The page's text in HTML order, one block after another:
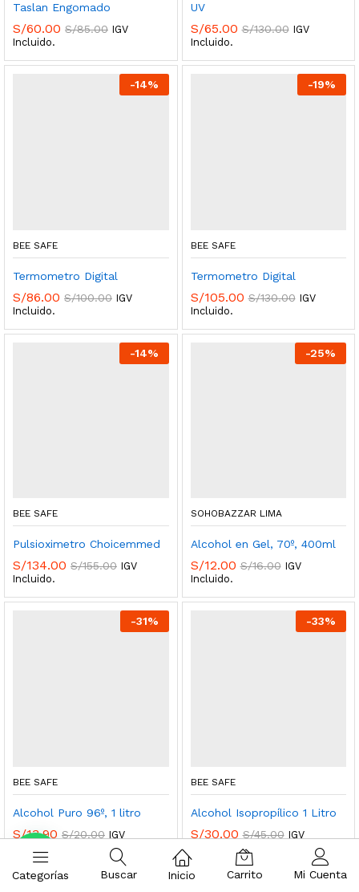
Taslan Engomado
S/60.00 S/85.00 IGV
Incluido.
UV
S/65.00 S/130.00 IGV
Incluido.
-14%
BEE SAFE
Termometro Digital
S/86.00 S/100.00 IGV
Incluido.
-19%
BEE SAFE
Termometro Digital
S/105.00 S/130.00 IGV
Incluido.
-14%
BEE SAFE
Pulsioximetro Choicemmed
S/134.00 S/155.00 IGV
Incluido.
-25%
SOHOBAZZAR LIMA
Alcohol en Gel, 70º, 400ml
S/12.00 S/16.00 IGV
Incluido.
-31%
BEE SAFE
Alcohol Puro 96º, 1 litro
S/13.90 S/20.00 IGV
-33%
BEE SAFE
Alcohol Isopropílico 1 Litro
S/30.00 S/45.00 IGV
Categorías Buscar Inicio Carrito Mi Cuenta